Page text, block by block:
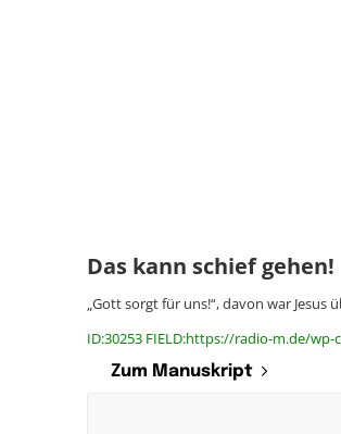
Das kann schief gehen!
„Gott sorgt für uns!“, davon war Jesus
ID:30253 FIELD:https://radio-m.de/
Zum Manuskript